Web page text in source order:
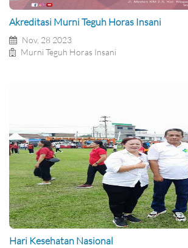
Akreditasi Murni Teguh Horas Insani
Nov, 28 2023
Murni Teguh Horas Insani
Hari Kesehatan Nasional